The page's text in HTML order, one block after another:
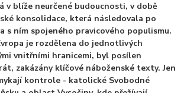
v blíže neurčené budoucnosti, v době
konsolidace, která následovala po
s ním spojeného pravicového populismu.
je rozdělena do jednotlivých
vnitřními hranicemi, byl posílen
zakázány klíčové náboženské texty. Jen
kontrole - katolické Svobodné